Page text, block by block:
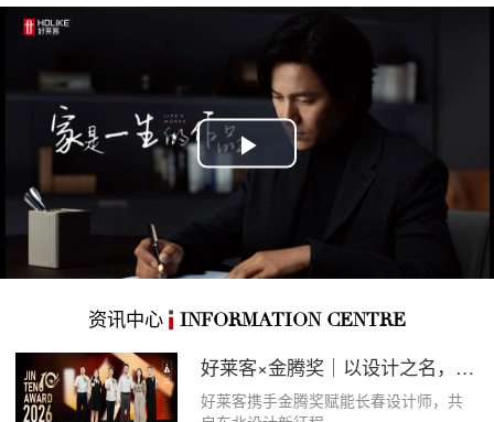
Play
资讯中心 INFORMATION CENTRE
好莱客×金腾奖｜以设计之名，聚长春力量，...
好莱客携手金腾奖赋能长春设计师，共